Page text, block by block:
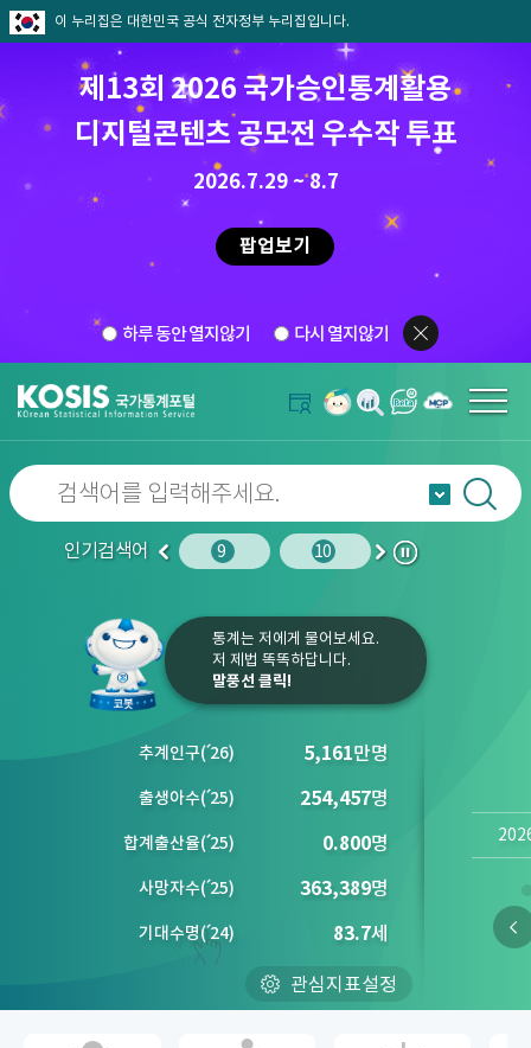
이 누리집은 대한민국 공식 전자정부 누리집입니다.
제13회 2026 국가승인통계활용
디지털콘텐츠 공모전 우수작 투표
2026.7.29 ~ 8.7
팝업보기
하루 동안 열지않기 다시 열지않기
인기검색어
이
10 청소년 9 10 1
다
정
통계는 저에게 물어보세요.
저 제법 똑똑하답니다.
말풍선 클릭!
추계인구(´26) 5,161만명
출생아수(´25) 254,457명
합계출산율(´25) 0.800명
사망자수(´25) 363,389명
기대수명(´24) 83.7세
관심지표설정